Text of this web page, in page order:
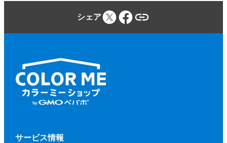
シェア
サービス情報